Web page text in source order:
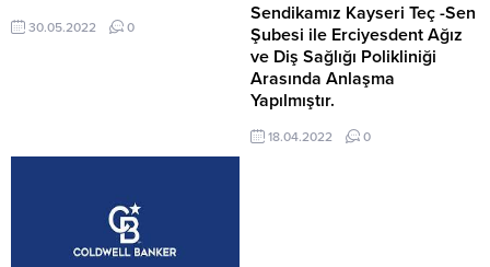
30.05.2022 0
Sendikamız Kayseri Teç -Sen
Şubesi ile Erciyesdent Ağız
ve Diş Sağlığı Polikliniği
Arasında Anlaşma
Yapılmıştır.
18.04.2022 0